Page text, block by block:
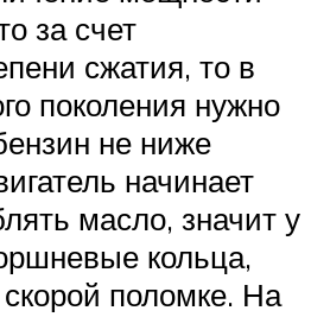
за счет
сжатия, то в
поколения нужно
не ниже
начинает
масло, значит у
кольца,
поломке. На